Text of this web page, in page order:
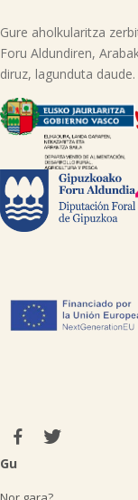
Gure aholkularitza
Foru Aldundiren,
diruz, lagunduta daude.
Gu